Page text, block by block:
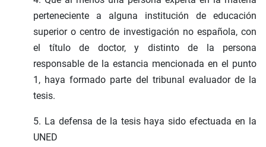
perteneciente a alguna institución de educación
superior o centro de investigación no española, con
el título de doctor, y distinto de la persona
responsable de la estancia mencionada en el punto
1, haya formado parte del tribunal evaluador de la
tesis.
5. La defensa de la tesis haya sido efectuada en la
UNED